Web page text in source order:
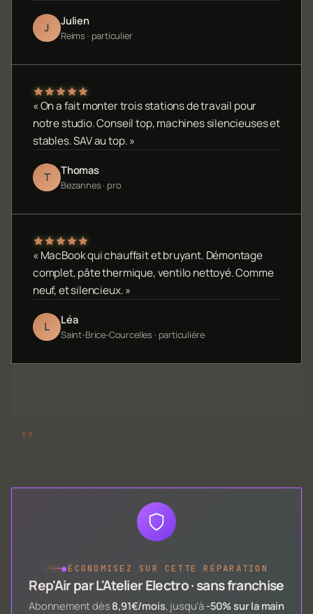
J Julien
Reims · particulier
« On a fait monter trois stations de travail pour
notre studio. Conseil top, machines silencieuses et
stables. SAV au top. »
T Thomas
Bezannes · pro
« MacBook qui chauffait et bruyant. Démontage
complet, pâte thermique, ventilo nettoyé. Comme
neuf, et silencieux. »
L Léa
Saint-Brice-Courcelles · particulière
●ÉCONOMISEZ SUR CETTE RÉPARATION
Rep'Air par L'Atelier Electro · sans franchise
Abonnement dès 8,91€/mois, jusqu'à -50% sur la main